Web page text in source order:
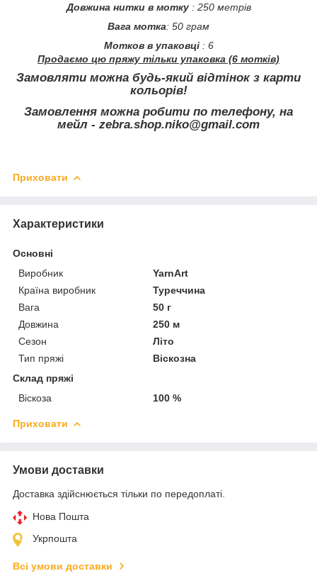
Довжина нитки в мотку : 250 метрів
Вага мотка: 50 грам
Мотков в упаковці : 6
Продаємо цю пряжу тільки упаковка (6 мотків)
Замовляти можна будь-який відтінок з карти
кольорів!
Замовлення можна робити по телефону, на
мейл - zebra.shop.niko@gmail.com
Приховати
Характеристики
Основні
Виробник
YarnArt
Країна виробник
Туреччина
Вага
50 г
Довжина
250 м
Сезон
Літо
Тип пряжі
Віскозна
Склад пряжі
Віскоза
100 %
Приховати
Умови доставки
Доставка здійснюється тільки по передоплаті.
Нова Пошта
Укрпошта
Всі умови доставки